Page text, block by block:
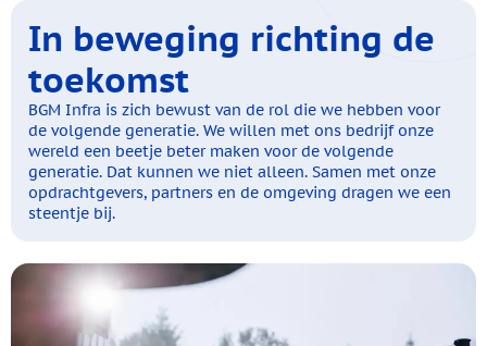
In beweging richting de
toekomst
BGM Infra is zich bewust van de rol die we hebben voor
de volgende generatie. We willen met ons bedrijf onze
wereld een beetje beter maken voor de volgende
generatie. Dat kunnen we niet alleen. Samen met onze
opdrachtgevers, partners en de omgeving dragen we een
steentje bij.